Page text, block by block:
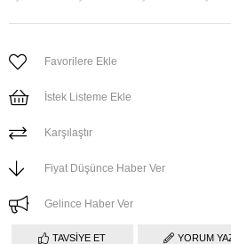
Favorilere Ekle
İstek Listeme Ekle
Karşılaştır
Fiyat Düşünce Haber Ver
Gelince Haber Ver
TAVSIYE ET YORUM